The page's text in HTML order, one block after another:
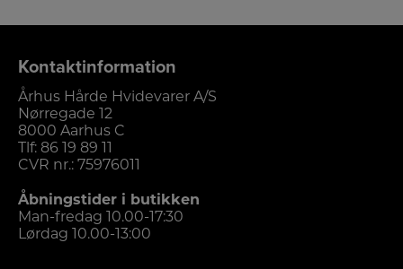
Kontaktinformation
Århus Hårde Hvidevarer A/S
Nørregade 12
8000 Aarhus C
Tlf: 86 19 89 11
CVR nr.: 75976011
Åbningstider i butikken
Man-fredag 10.00-17:30
Lørdag 10.00-13:00